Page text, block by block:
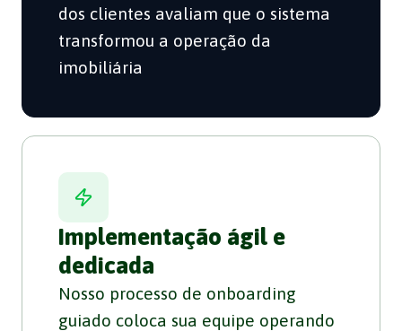
dos clientes avaliam que o sistema
transformou a operação da
imobiliária
Implementação ágil e
dedicada
Nosso processo de onboarding
guiado coloca sua equipe operando